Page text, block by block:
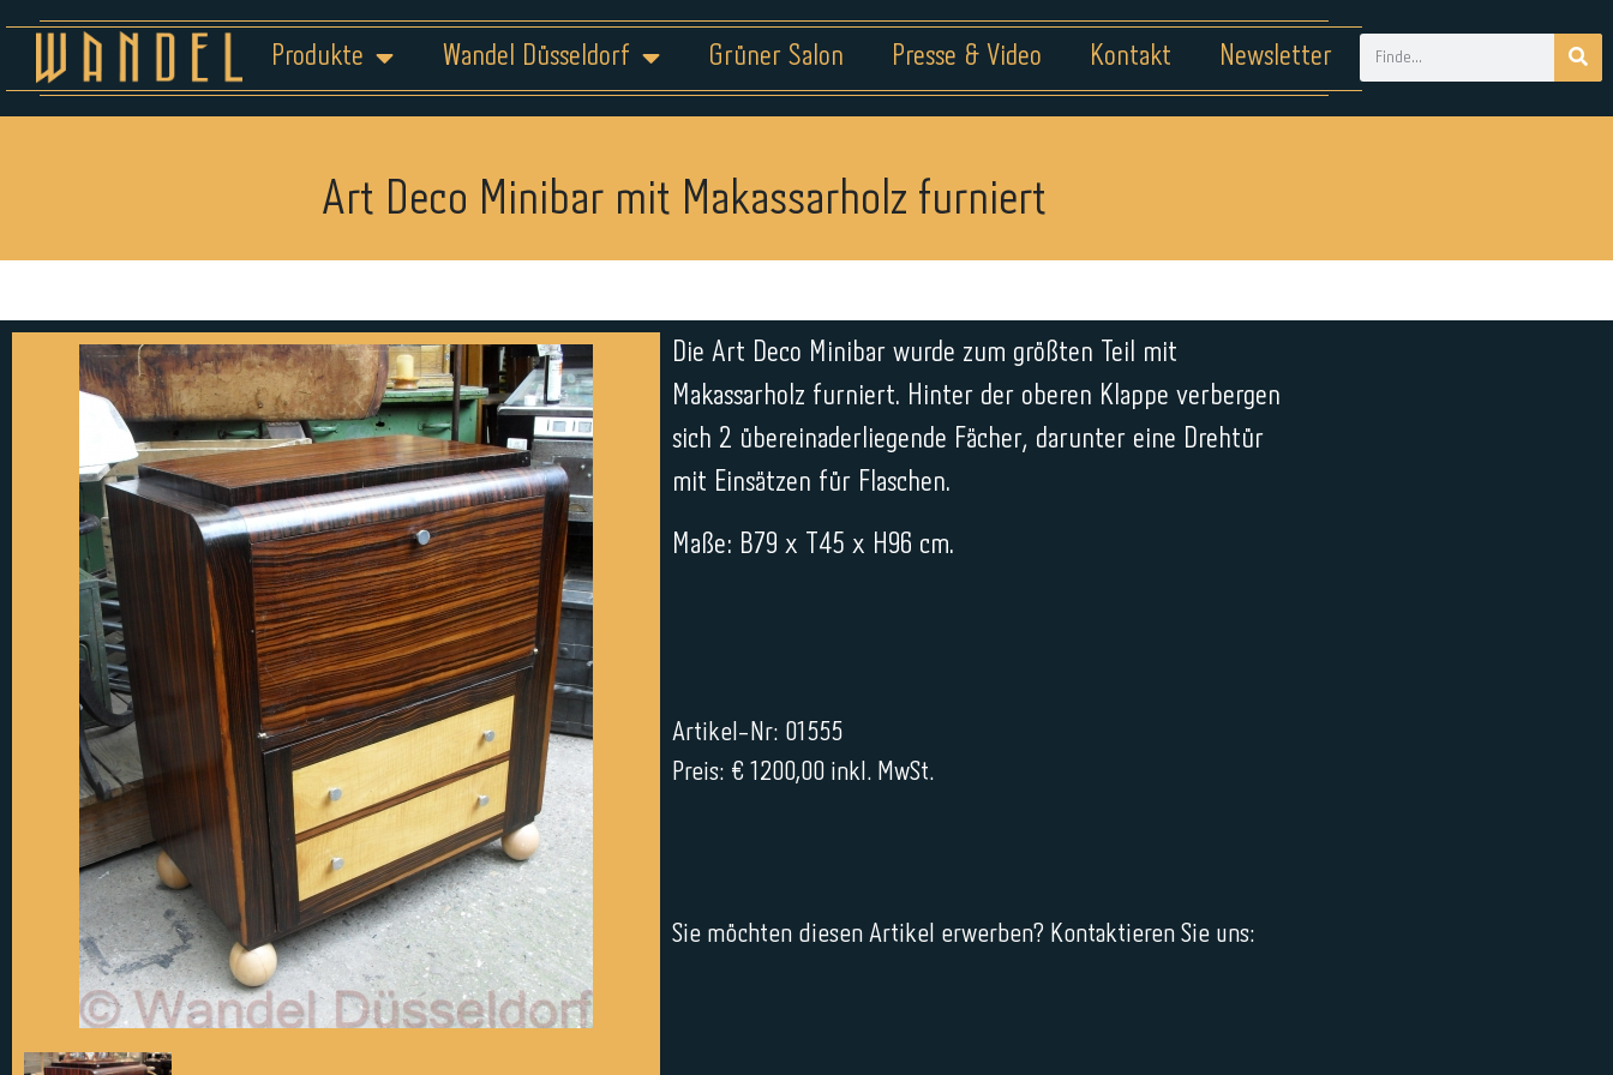
Produkte Wandel Düsseldorf Grüner Salon Presse & Video Kontakt Newsletter
Art Deco Minibar mit Makassarholz furniert
Die Art Deco Minibar wurde zum größten Teil mit
Makassarholz furniert. Hinter der oberen Klappe verbergen
sich 2 übereinaderliegende Fächer, darunter eine Drehtür
mit Einsätzen für Flaschen.
Maße: B79 x T45 x H96 cm.
Artikel-Nr: 01555
Preis: € 1200,00 inkl. MwSt.
Sie möchten diesen Artikel erwerben? Kontaktieren Sie uns: